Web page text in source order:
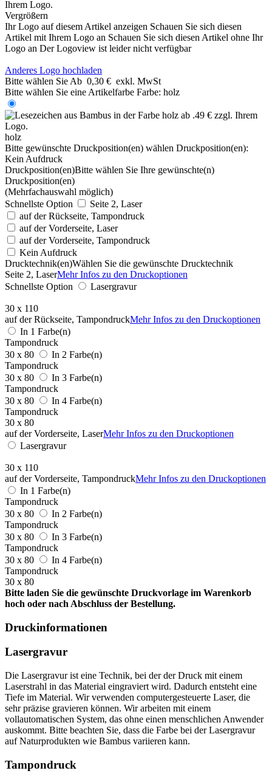
Vergrößern
Ihr Logo auf diesem Artikel anzeigen Schauen Sie sich diesen
Artikel mit Ihrem Logo an Schauen Sie sich diesen Artikel ohne Ihr
Logo an Der Logoview ist leider nicht verfügbar
Anderes Logo hochladen
Bitte wählen Sie Ab 0,30 € exkl. MwSt
Bitte wählen Sie eine Artikelfarbe Farbe: holz
holz
Bitte gewünschte Druckposition(en) wählen Druckposition(en):
Kein Aufdruck
Druckposition(en)Bitte wählen Sie Ihre gewünschte(n)
Druckposition(en)
(Mehrfachauswahl möglich)
Schnellste Option
Seite 2, Laser
auf der Rückseite, Tampondruck
auf der Vorderseite, Laser
auf der Vorderseite, Tampondruck
Kein Aufdruck
Drucktechnik(en)Wählen Sie die gewünschte Drucktechnik
Seite 2, LaserMehr Infos zu den Druckoptionen
Schnellste Option
Lasergravur
30 x 110
auf der Rückseite, TampondruckMehr Infos zu den Druckoptionen
In 1 Farbe(n)
Tampondruck
30 x 80
In 2 Farbe(n)
Tampondruck
30 x 80
In 3 Farbe(n)
Tampondruck
30 x 80
In 4 Farbe(n)
Tampondruck
30 x 80
auf der Vorderseite, LaserMehr Infos zu den Druckoptionen
Lasergravur
30 x 110
auf der Vorderseite, TampondruckMehr Infos zu den Druckoptionen
In 1 Farbe(n)
Tampondruck
30 x 80
In 2 Farbe(n)
Tampondruck
30 x 80
In 3 Farbe(n)
Tampondruck
30 x 80
In 4 Farbe(n)
Tampondruck
30 x 80
Bitte laden Sie die gewünschte Druckvorlage im Warenkorb
hoch oder nach Abschluss der Bestellung.
Druckinformationen
Lasergravur
Die Lasergravur ist eine Technik, bei der der Druck mit einem
Laserstrahl in das Material eingraviert wird. Dadurch entsteht eine
Tiefe im Material. Wir verwenden computergesteuerte Laser, die
sehr präzise gravieren können. Wir arbeiten mit einem
vollautomatischen System, das ohne einen menschlichen Anwender
auskommt. Bitte beachten Sie, dass die Farbe bei der Lasergravur
auf Naturprodukten wie Bambus variieren kann.
Tampondruck